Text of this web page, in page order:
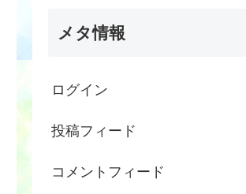
メタ情報
ログイン
投稿フィード
コメントフィード